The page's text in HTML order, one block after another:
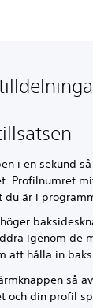
i en sekund
Profilnumret
du är i
igenom de
att hålla in
så
och din profil